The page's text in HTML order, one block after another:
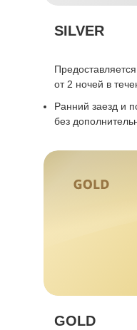
SILVER
от 2 ночей в
Ранний заезд и
без
GOLD